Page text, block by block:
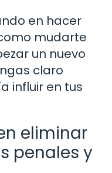
en hacer
mudarte
un nuevo
claro
influir en tus
eliminar
penales y